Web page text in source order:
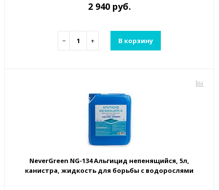
2 940 руб.
− + В корзину
NeverGreen NG-134 Альгицид непенящийся, 5л,
канистра, жидкость для борьбы с водорослями